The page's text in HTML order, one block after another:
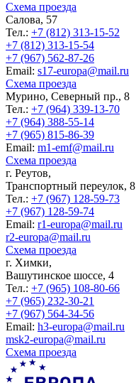
Схема проезда
Салова, 57
Тел.: +7 (812) 313-15-52
+7 (812) 313-15-54
+7 (967) 562-87-26
Еmail: s17-europa@mail.ru
Схема проезда
Мурино, Северный пр., 8
Тел.: +7 (964) 339-13-70
+7 (964) 388-55-14
+7 (965) 815-86-39
Еmail: m1-emf@mail.ru
Схема проезда
г. Реутов,
Транспортный переулок, 8
Тел.: +7 (967) 128-59-73
+7 (967) 128-59-74
Еmail: r1-europa@mail.ru
r2-europa@mail.ru
Схема проезда
г. Химки,
Вашутинское шоссе, 4
Тел.: +7 (965) 108-80-66
+7 (965) 232-30-21
+7 (967) 564-34-56
Еmail: h3-europa@mail.ru
msk2-europa@mail.ru
Схема проезда